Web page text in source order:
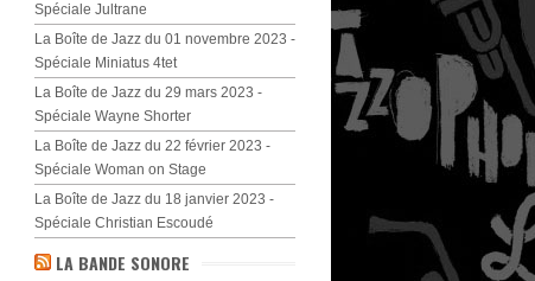
Spéciale Jultrane
La Boîte de Jazz du 01 novembre 2023 -
Spéciale Miniatus 4tet
La Boîte de Jazz du 29 mars 2023 -
Spéciale Wayne Shorter
La Boîte de Jazz du 22 février 2023 -
Spéciale Woman on Stage
La Boîte de Jazz du 18 janvier 2023 -
Spéciale Christian Escoudé
LA BANDE SONORE